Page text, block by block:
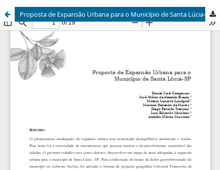
Proposta de Expansão Urbana para o Município de Santa Lúcia-SP